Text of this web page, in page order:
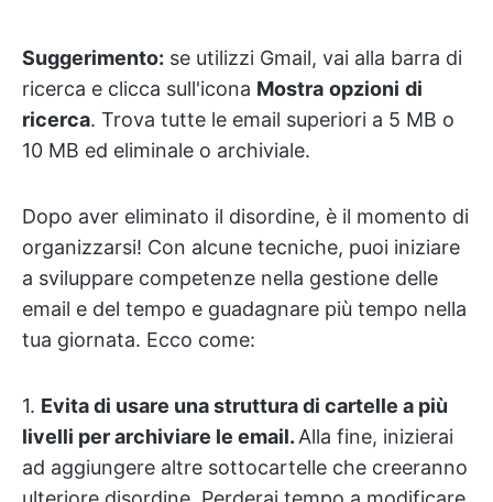
Suggerimento: se utilizzi Gmail, vai alla barra di
ricerca e clicca sull'icona Mostra opzioni di
ricerca. Trova tutte le email superiori a 5 MB o
10 MB ed eliminale o archiviale.
Dopo aver eliminato il disordine, è il momento di
organizzarsi! Con alcune tecniche, puoi iniziare
a sviluppare competenze nella gestione delle
email e del tempo e guadagnare più tempo nella
tua giornata. Ecco come:
1. Evita di usare una struttura di cartelle a più
livelli per archiviare le email. Alla fine, inizierai
ad aggiungere altre sottocartelle che creeranno